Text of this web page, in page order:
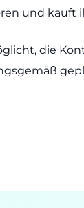
und kauft
die